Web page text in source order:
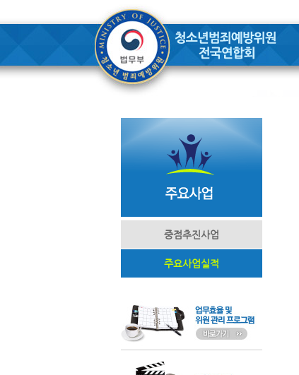
중점추진사업
주요사업실적